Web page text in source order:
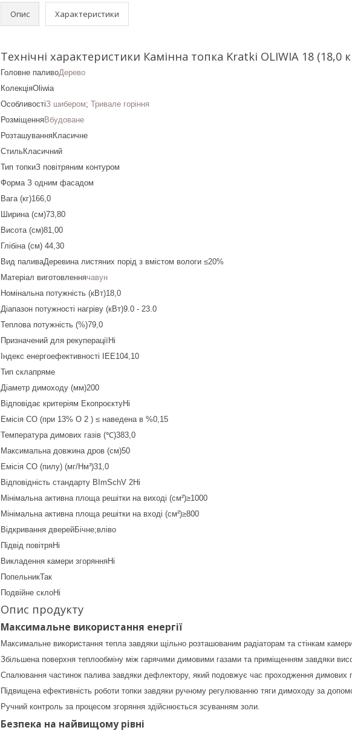
Опис Характеристики
Технічні характеристики Камінна топка Kratki OLIWIA 18 (18,0
Головне паливоДерево
КолекціяOliwia
ОсобливостіЗ шибером; Тривале горіння
РозміщенняВбудоване
РозташуванняКласичне
СтильКласичний
Тип топкиЗ повітряним контуром
Форма З одним фасадом
Вага (кг)166,0
Ширина (см)73,80
Висота (см)81,00
Глібіна (см) 44,30
Вид паливаДеревина листяних порід з вмістом вологи ≤20%
Матеріал виготовленнячавун
Номінальна потужність (кВт)18,0
Діапазон потужності нагріву (кВт)9.0 - 23.0
Теплова потужність (%)79,0
Призначений для рекупераціїНі
Індекс енергоефективності ІЕЕ104,10
Тип склапряме
Діаметр димоходу (мм)200
Відповідає критеріям ЕкопроєктуНі
Емісія CO (при 13% O 2 ) ≤ наведена в %0,15
Температура димових газів (℃)383,0
Максимальна довжина дров (см)50
Емісія CO (пилу) (мг/Нм³)31,0
Відповідність стандарту BImSchV 2Ні
Мінімальна активна площа решітки на виході (см²)≥1000
Мінімальна активна площа решітки на вході (см²)≥800
Відкривання дверейБічне;вліво
Підвід повітряНі
Викладення камери згорянняНі
ПопельникТак
Подвійне склоНі
Опис продукту
Максимальне використання енергії
Максимальне використання тепла завдяки щільно розташованим радіаторам та стінкам
Збільшена поверхня теплообміну між гарячими димовими газами та приміщенням завдяки
Спалювання частинок палива завдяки дефлектору, який подовжує час проходження димових
Підвищена ефективність роботи топки завдяки ручному регулюванню тяги димоходу за
Ручний контроль за процесом згоряння здійснюється зсуванням золи.
Безпека на найвищому рівні